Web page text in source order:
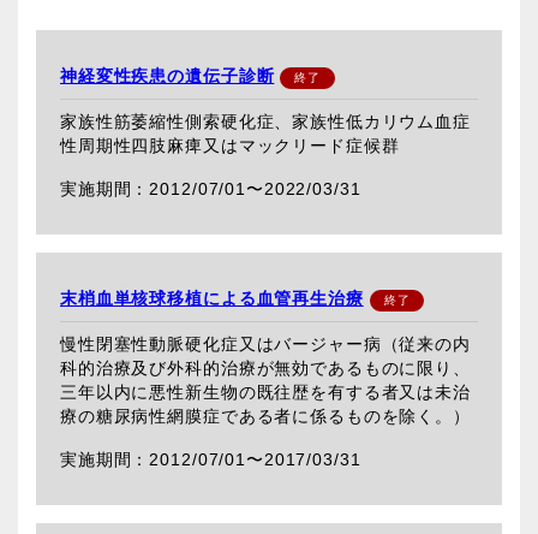
神経変性疾患の遺伝子診断
家族性筋萎縮性側索硬化症、家族性低カリウム血症
性周期性四肢麻痺又はマックリード症候群
2012/07/01〜2022/03/31
末梢血単核球移植による血管再生治療
慢性閉塞性動脈硬化症又はバージャー病（従来の内
科的治療及び外科的治療が無効であるものに限り、
三年以内に悪性新生物の既往歴を有する者又は未治
療の糖尿病性網膜症である者に係るものを除く。）
2012/07/01〜2017/03/31